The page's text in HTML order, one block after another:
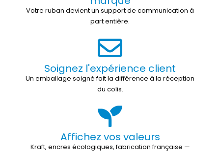
Votre ruban devient un support de communication à
part entière.
Soignez l'expérience client
Un emballage soigné fait la différence à la réception
du colis.
Affichez vos valeurs
Kraft, encres écologiques, fabrication française —